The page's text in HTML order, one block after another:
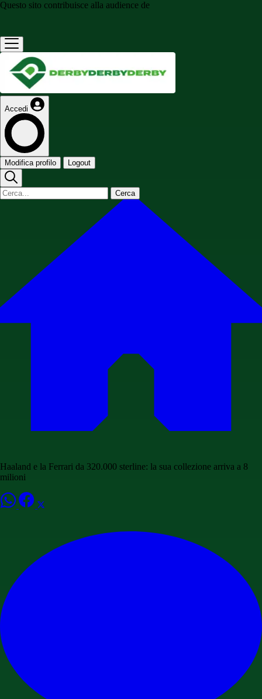
Questo sito contribuisce alla audience de
Accedi
Modifica profilo Logout
Cerca
Haaland e la Ferrari da 320.000 sterline: la sua collezione arriva a 8
milioni